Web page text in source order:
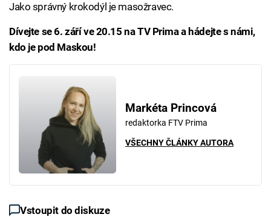
Jako správný krokodýl je masožravec.
Dívejte se 6. září ve 20.15 na TV Prima a hádejte s námi,
kdo je pod Maskou!
Markéta Princová
redaktorka FTV Prima
VŠECHNY ČLÁNKY AUTORA
Vstoupit do diskuze